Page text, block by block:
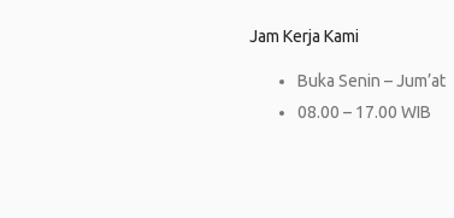
Jam Kerja Kami
Buka Senin – Jum’at
08.00 – 17.00 WIB